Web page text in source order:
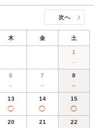
次へ
木 金 土
1
－
6
－
7
－
8
－
13
◯
14
◯
15
◯
20 21 22